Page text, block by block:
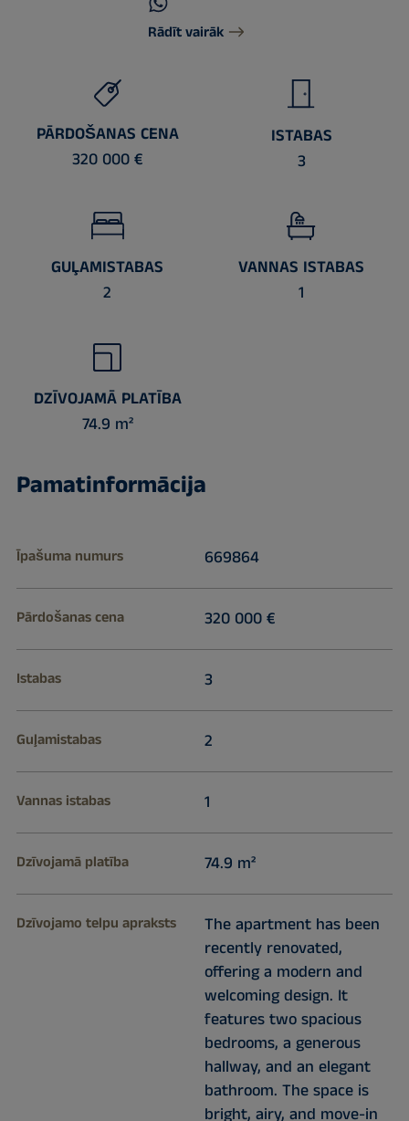
Rādīt vairāk
PĀRDOŠANAS CENA
320 000 €
ISTABAS
3
GUĻAMISTABAS
2
VANNAS ISTABAS
1
DZĪVOJAMĀ PLATĪBA
74.9 m²
Pamatinformācija
Īpašuma numurs 669864
Pārdošanas cena 320 000 €
Istabas 3
Guļamistabas 2
Vannas istabas 1
Dzīvojamā platība 74.9 m²
Dzīvojamo telpu apraksts
The apartment has been
recently renovated,
offering a modern and
welcoming design. It
features two spacious
bedrooms, a generous
hallway, and an elegant
bathroom. The space is
bright, airy, and move-in